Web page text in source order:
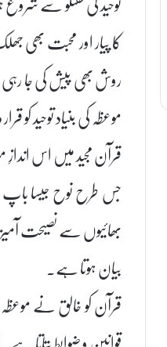
کا پیار اور محبت
روش بھی پیش کی جا
موعظہ کی بنیاد توحید کو
قرآن مجید میں اس اندازِ
جس طرح نوح جیسا باپ
بھائیوں سے نصیحت
بیان ہوتا ہے۔
قرآن کو خالق نے